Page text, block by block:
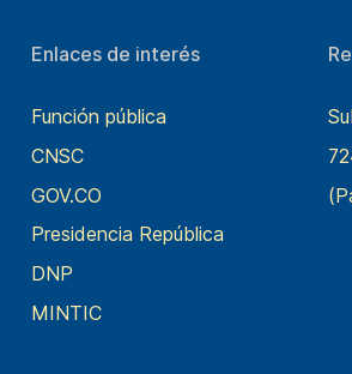
Enlaces de interés
Función pública
CNSC
GOV.CO
Presidencia República
DNP
MINTIC